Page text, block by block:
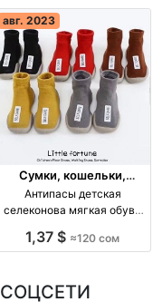
авг. 2023
Сумки, кошельки,
чемоданы
Антипасы детская
селеконова мягкая обувь
производство Киргизия
1,37 $ ≈120 сом
СОЦСЕТИ